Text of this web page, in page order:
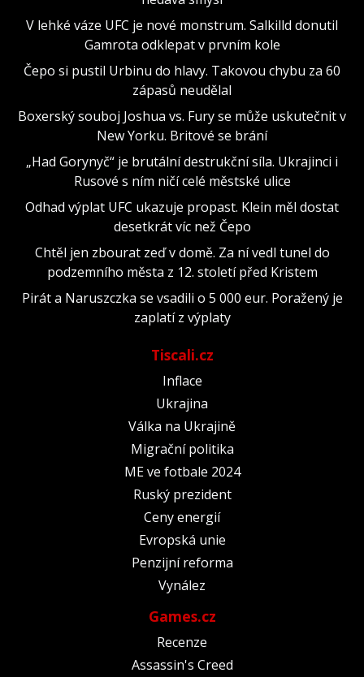
V lehké váze UFC je nové monstrum. Salkilld donutil
Gamrota odklepat v prvním kole
Čepo si pustil Urbinu do hlavy. Takovou chybu za 60
zápasů neudělal
Boxerský souboj Joshua vs. Fury se může uskutečnit v
New Yorku. Britové se brání
„Had Gorynyč“ je brutální destrukční síla. Ukrajinci i
Rusové s ním ničí celé městské ulice
Odhad výplat UFC ukazuje propast. Klein měl dostat
desetkrát víc než Čepo
Chtěl jen zbourat zeď v domě. Za ní vedl tunel do
podzemního města z 12. století před Kristem
Pirát a Naruszczka se vsadili o 5 000 eur. Poražený je
zaplatí z výplaty
Tiscali.cz
Inflace
Ukrajina
Válka na Ukrajině
Migrační politika
ME ve fotbale 2024
Ruský prezident
Ceny energií
Evropská unie
Penzijní reforma
Vynález
Games.cz
Recenze
Assassin's Creed